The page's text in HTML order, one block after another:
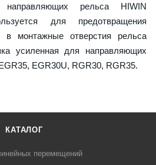
направляющих рельса HIWIN
для предотвращения
в монтажные отверстия рельса
усиленная для направляющих
EGR30U, RGR30, RGR35.
КАТАЛОГ
перемещений